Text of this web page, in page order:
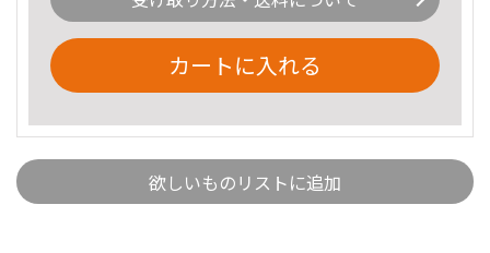
カートに入れる
欲しいものリストに追加